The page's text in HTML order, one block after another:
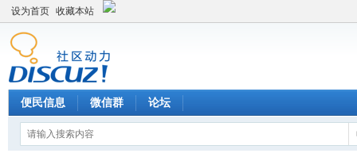
设为首页 收藏本站
便民信息 微信群 论坛